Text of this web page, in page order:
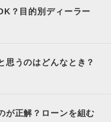
？目的別ディーラー
思うのはどんなとき？
が正解？ローンを組む